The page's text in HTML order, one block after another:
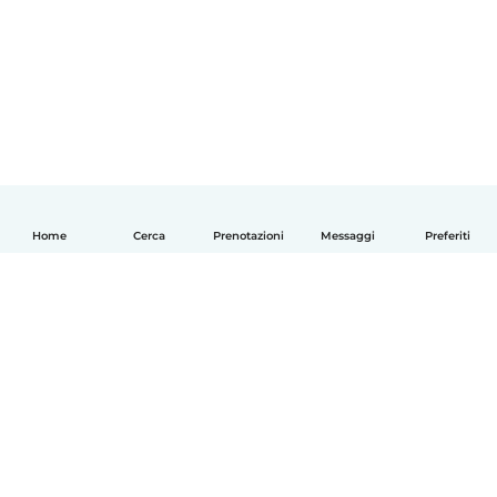
Home Cerca Prenotazioni Messaggi Preferiti